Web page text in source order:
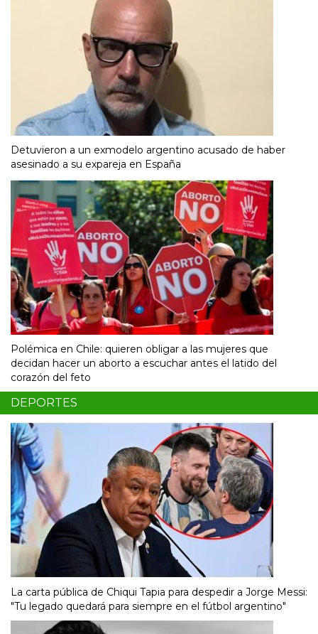
Detuvieron a un exmodelo argentino acusado de haber
asesinado a su expareja en España
Polémica en Chile: quieren obligar a las mujeres que
decidan hacer un aborto a escuchar antes el latido del
corazón del feto
DEPORTES
La carta pública de Chiqui Tapia para despedir a Jorge Messi:
"Tu legado quedará para siempre en el fútbol argentino"